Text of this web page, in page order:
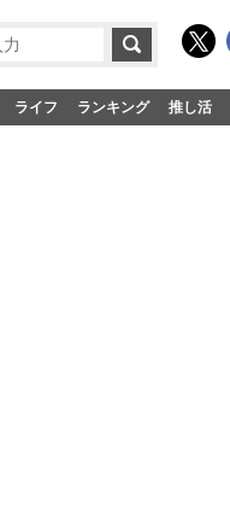
ライフ ランキング 推し活